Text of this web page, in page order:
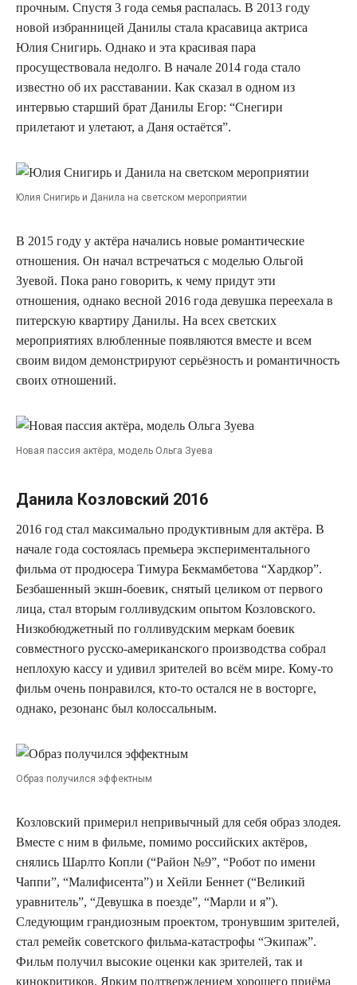
прочным. Спустя 3 года семья распалась. В 2013 году
новой избранницей Данилы стала красавица актриса
Юлия Снигирь. Однако и эта красивая пара
просуществовала недолго. В начале 2014 года стало
известно об их расставании. Как сказал в одном из
интервью старший брат Данилы Егор: “Снегири
прилетают и улетают, а Даня остаётся”.
Юлия Снигирь и Данила на светском мероприятии
В 2015 году у актёра начались новые романтические
отношения. Он начал встречаться с моделью Ольгой
Зуевой. Пока рано говорить, к чему придут эти
отношения, однако весной 2016 года девушка переехала в
питерскую квартиру Данилы. На всех светских
мероприятиях влюбленные появляются вместе и всем
своим видом демонстрируют серьёзность и романтичность
своих отношений.
Новая пассия актёра, модель Ольга Зуева
Данила Козловский 2016
2016 год стал максимально продуктивным для актёра. В
начале года состоялась премьера экспериментального
фильма от продюсера Тимура Бекмамбетова “Хардкор”.
Безбашенный экшн-боевик, снятый целиком от первого
лица, стал вторым голливудским опытом Козловского.
Низкобюджетный по голливудским меркам боевик
совместного русско-американского производства собрал
неплохую кассу и удивил зрителей во всём мире. Кому-то
фильм очень понравился, кто-то остался не в восторге,
однако, резонанс был колоссальным.
Образ получился эффектным
Козловский примерил непривычный для себя образ злодея.
Вместе с ним в фильме, помимо российских актёров,
снялись Шарлто Копли (“Район №9”, “Робот по имени
Чаппи”, “Малифисента”) и Хейли Беннет (“Великий
уравнитель”, “Девушка в поезде”, “Марли и я”).
Следующим грандиозным проектом, тронувшим зрителей,
стал ремейк советского фильма-катастрофы “Экипаж”.
Фильм получил высокие оценки как зрителей, так и
кинокритиков. Ярким подтверждением хорошего приёма